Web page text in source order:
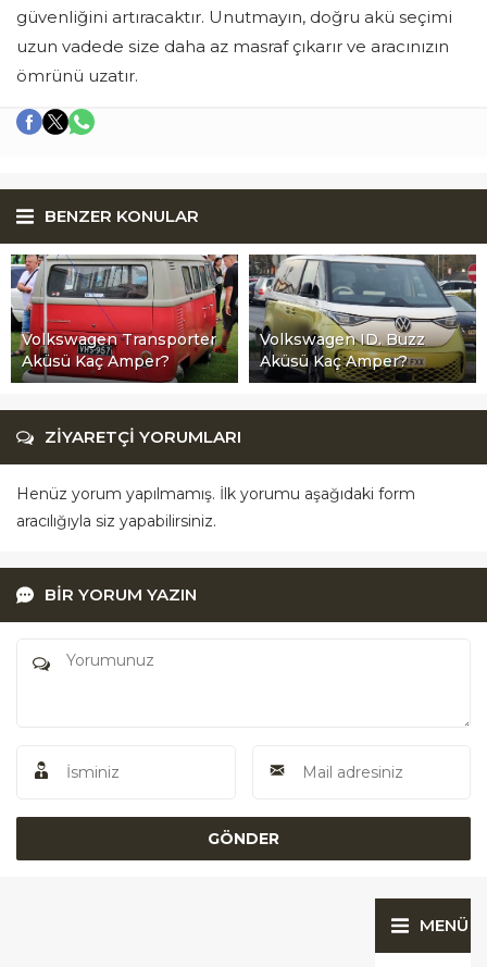
güvenliğini artıracaktır. Unutmayın, doğru akü seçimi
uzun vadede size daha az masraf çıkarır ve aracınızın
ömrünü uzatır.
BENZER KONULAR
Volkswagen Transporter
Aküsü Kaç Amper?
Volkswagen ID. Buzz
Aküsü Kaç Amper?
ZİYARETÇİ YORUMLARI
Henüz yorum yapılmamış. İlk yorumu aşağıdaki form
aracılığıyla siz yapabilirsiniz.
BİR YORUM YAZIN
MENÜ